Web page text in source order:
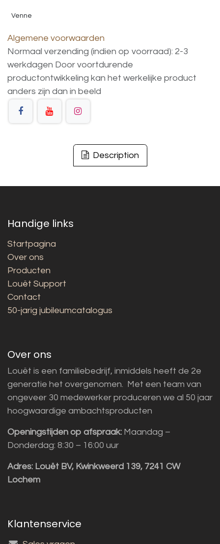
Venne
Algemene voorwaarden
Normaal verzending (indien op voorraad): 2-3
werkdagen Door voortdurende
productontwikkeling kan het werkelijke product
anders zijn dan in beeld
Description
Handige links
Startpagina
Over ons
Producten
Louët Support
Contact
50-jarig jubileumcatalogus
Over ons
Louët is een familiebedrijf, inmiddels heeft de 2e
generatie het overgenomen. Met een team van
ongeveer 30 medewerker produceren we al 50 jaar
hoogwaardige ambachtsproducten
Openingstijden op afspraak: Maandag –
Donderdag: 8:30 – 16:00 uur
Adres: Louët BV, Kwinkweerd 139, 7241 CW
Lochem
Klantenservice